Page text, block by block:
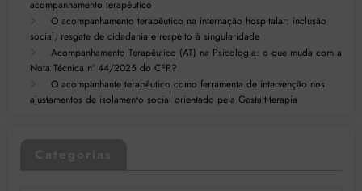
acompanhamento terapêutico
O acompanhamento terapêutico na internação hospitalar: inclusão
social, resgate de cidadania e respeito à singularidade
Acompanhamento Terapêutico (AT) na Psicologia: o que muda com a
Nota Técnica nº 44/2025 do CFP?
O acompanhante terapêutico como ferramenta de intervenção nos
ajustamentos de isolamento social orientado pela Gestalt-terapia